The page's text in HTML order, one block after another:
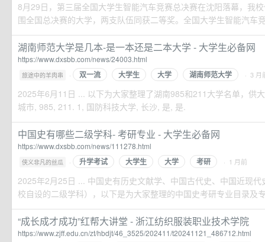
8月29日，第三届全国大学生智能汽车竞赛总决赛在沈阳落幕，我
围全国总决赛的大学，两支队伍同获二等奖。全国大学生智能汽车
湖南师范大学是几本-是一本还是二本大学 - 大学生必备网
https://www.dxsbb.com/news/24003.html
旅途中的羊肉串 · 双一流 大学生 大学 湖南师范大学 · 3 月
2025年6月11日 ... 以下为大家整理了湖南985和211大学名单，供
城市, 985, 211. 1, 国防科技大学, 长沙, 是, 是.
中国史有哪些二级学科- 考研专业 - 大学生必备网
https://www.dxsbb.com/news/111278.html
侠义非凡的丝瓜 · 升学考试 大学生 大学 考研 · 1 月前
2025年2月25日 ... 中国史有历史文献学、中国古代史、中国近现
校自设的二级学科），以下是为大家整理的中国史考研专业目录及
“成长成才成功”红帮大讲堂 - 浙江纺织服装职业技术学院
https://www.zjff.edu.cn/zt/hbdjt/46_3525/202411/t20241121_486712.html